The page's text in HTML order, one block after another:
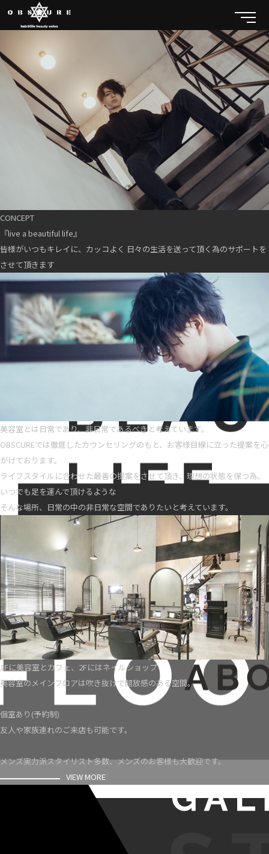
CONCEPT
『live a beautiful life』
皆様がいつもキレイに、カッコよく 日々の生活を送って頂く為のサポートを
させて頂きます
美容室とは日常であり、非日常であるべきと考えています。
OBSCUREでは徹底したカウンセリングのもと、お客様目線に立った提案を心
がけております。
ライフスタイルに合わせた最善の提案をさせて頂き、理想の状態を保つ為、
いつでも足を運んで頂けるような
そんな場所、日常の中の非日常な空間でありたいと考えています。
1Fに美容室とカフェ、2Fにはネイルショップ
美容室のメインフロアは吹き抜けで開放感のある空間。
個室あり(予約制)
友人や家族連れのご来店も可能です。
メンズ実力派スタイリスト多数、メンズのお客様も大歓迎です。
VIEW MORE